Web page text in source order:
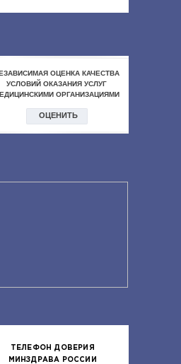
ТЕЛЕФОН ДОВЕРИЯ
МИНЗДРАВА РОССИИ